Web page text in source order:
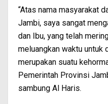
“Atas nama masyarakat
Jambi, saya sangat
dan Ibu, yang telah
meluangkan waktu untuk
merupakan suatu
Pemerintah Provinsi
sambung Al Haris.